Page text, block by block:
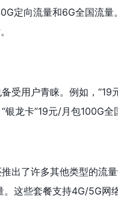
定向流量和6G全国流量
受用户青睐。例如，
银龙卡”19元/月包100G
出了许多其他类型的流
这些套餐支持4G/5G网